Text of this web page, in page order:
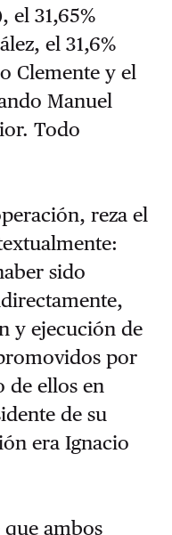
el 31,65%
el 31,6%
Clemente y el
Manuel
Todo
reza el
sido
y ejecución de
por
de ellos en
de su
era Ignacio
ambos